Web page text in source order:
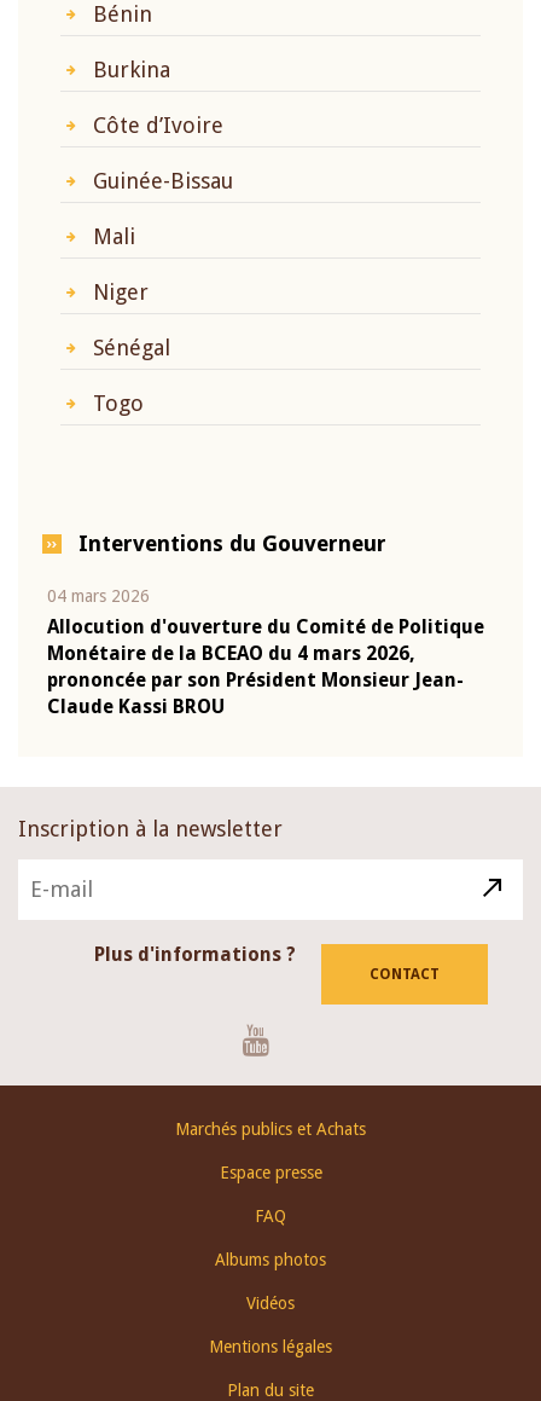
Bénin
Burkina
Côte d’Ivoire
Guinée-Bissau
Mali
Niger
Sénégal
Togo
Interventions du Gouverneur
04 mars 2026
Allocution d'ouverture du Comité de Politique
Monétaire de la BCEAO du 4 mars 2026,
prononcée par son Président Monsieur Jean-
Claude Kassi BROU
Inscription à la newsletter
Plus d'informations ?
CONTACT
Marchés publics et Achats
Espace presse
FAQ
Albums photos
Vidéos
Mentions légales
Plan du site